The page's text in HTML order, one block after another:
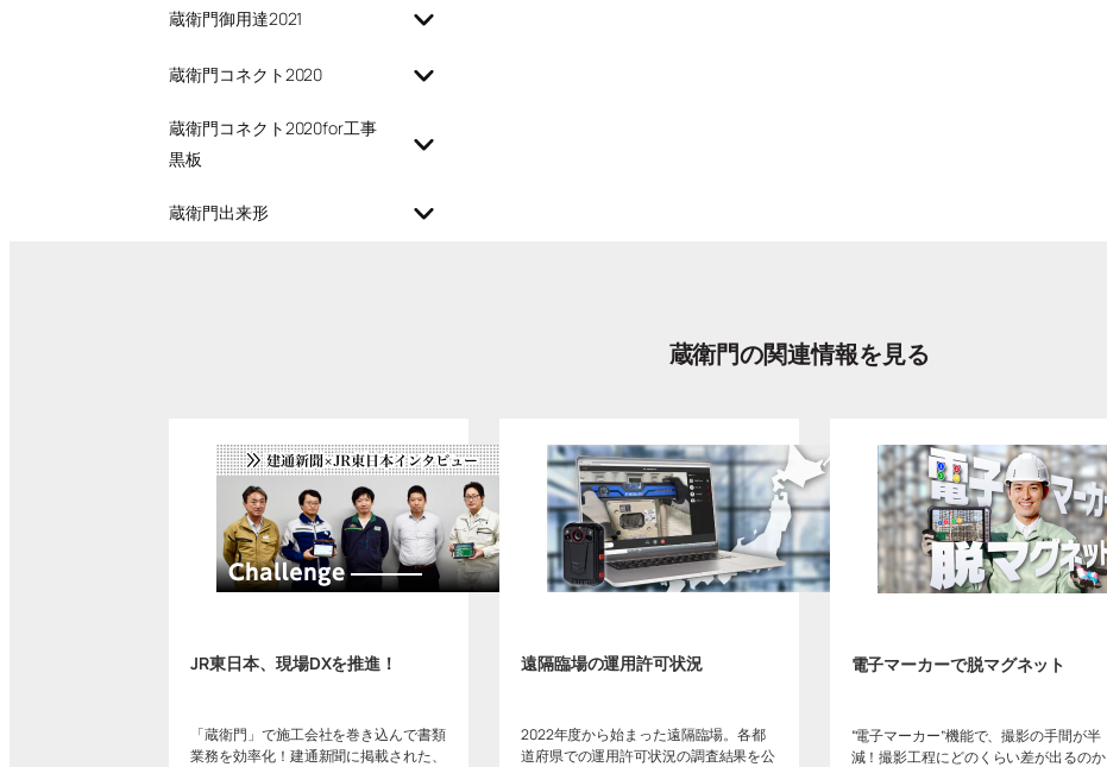
蔵衛門御用達2021
蔵衛門コネクト2020
蔵衛門コネクト2020for工事
黒板
蔵衛門出来形
蔵衛門の関連情報を見る
JR東日本、現場DXを推進！
「蔵衛門」で施工会社を巻き込んで書類
業務を効率化！建通新聞に掲載された、
遠隔臨場の運用許可状況
2022年度から始まった遠隔臨場。各都
道府県での運用許可状況の調査結果を公
電子マーカーで脱マグネット
“電子マーカー”機能で、撮影の手間が半
減！撮影工程にどのくらい差が出るのか